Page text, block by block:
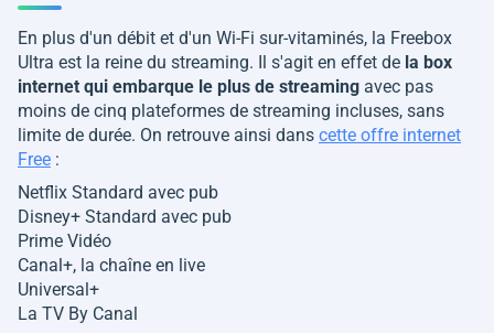
En plus d'un débit et d'un Wi-Fi sur-vitaminés, la Freebox
Ultra est la reine du streaming. Il s'agit en effet de la box
internet qui embarque le plus de streaming avec pas
moins de cinq plateformes de streaming incluses, sans
limite de durée. On retrouve ainsi dans cette offre internet
Free :
Netflix Standard avec pub
Disney+ Standard avec pub
Prime Vidéo
Canal+, la chaîne en live
Universal+
La TV By Canal